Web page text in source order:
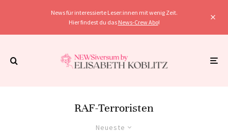
News für interessierte Leser:innen mit wenig Zeit.
Hier findest du das News-Crew Abo!
RAF-Terroristen
Neueste